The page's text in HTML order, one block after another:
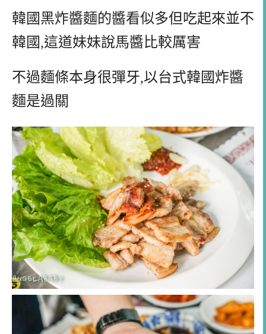
韓國黑炸醬麵的醬看似多但吃起來並不
韓國,這道妹妹說馬醬比較厲害
不過麵條本身很彈牙,以台式韓國炸醬
麵是過關